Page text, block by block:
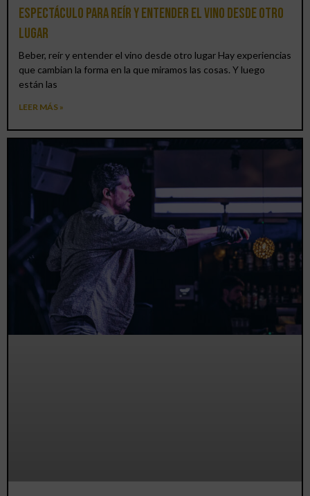
espectáculo para reír y entender el vino desde otro
lugar
Beber, reír y entender el vino desde otro lugar Hay experiencias
que cambian la forma en la que miramos las cosas. Y luego
están las
LEER MÁS »